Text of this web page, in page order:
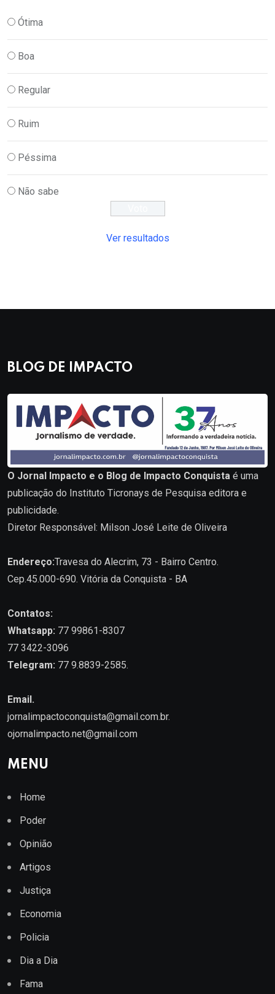
Ótima
Boa
Regular
Ruim
Péssima
Não sabe
Ver resultados
BLOG DE IMPACTO
O Jornal Impacto e o Blog de Impacto Conquista é uma
publicação do Instituto Ticronays de Pesquisa editora e
publicidade.
Diretor Responsável: Milson José Leite de Oliveira
Endereço:Travesa do Alecrim, 73 - Bairro Centro.
Cep.45.000-690. Vitória da Conquista - BA
Contatos:
Whatsapp: 77 99861-8307
77 3422-3096
Telegram: 77 9.8839-2585.
Email.
jornalimpactoconquista@gmail.com.br.
ojornalimpacto.net@gmail.com
MENU
Home
Poder
Opinião
Artigos
Justiça
Economia
Policia
Dia a Dia
Fama